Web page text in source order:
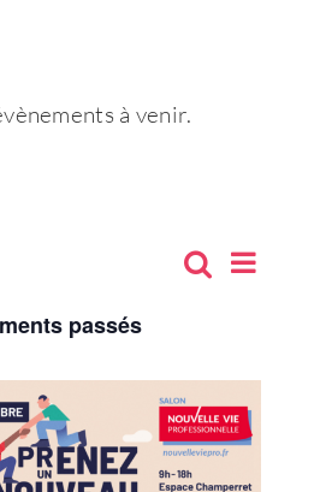
à venir.
de
Recherche
Liste
passés